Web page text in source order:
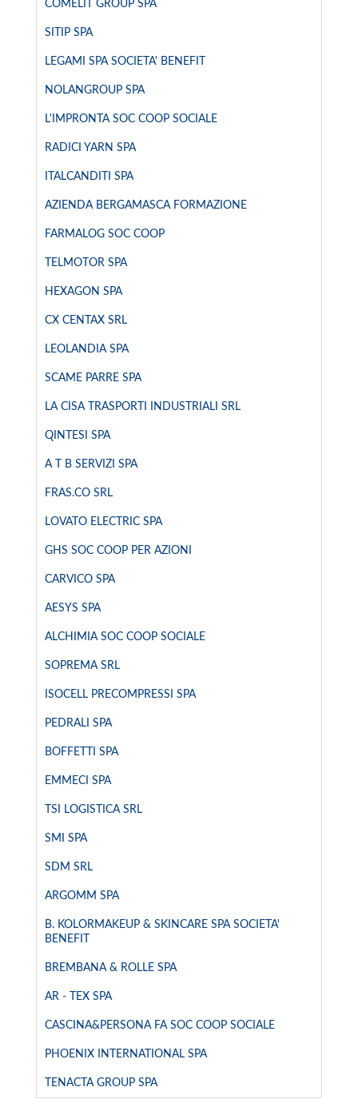
COMELIT GROUP SPA
SITIP SPA
LEGAMI SPA SOCIETA' BENEFIT
NOLANGROUP SPA
L'IMPRONTA SOC COOP SOCIALE
RADICI YARN SPA
ITALCANDITI SPA
AZIENDA BERGAMASCA FORMAZIONE
FARMALOG SOC COOP
TELMOTOR SPA
HEXAGON SPA
CX CENTAX SRL
LEOLANDIA SPA
SCAME PARRE SPA
LA CISA TRASPORTI INDUSTRIALI SRL
QINTESI SPA
A T B SERVIZI SPA
FRAS.CO SRL
LOVATO ELECTRIC SPA
GHS SOC COOP PER AZIONI
CARVICO SPA
AESYS SPA
ALCHIMIA SOC COOP SOCIALE
SOPREMA SRL
ISOCELL PRECOMPRESSI SPA
PEDRALI SPA
BOFFETTI SPA
EMMECI SPA
TSI LOGISTICA SRL
SMI SPA
SDM SRL
ARGOMM SPA
B. KOLORMAKEUP & SKINCARE SPA SOCIETA'
BENEFIT
BREMBANA & ROLLE SPA
AR - TEX SPA
CASCINA&PERSONA FA SOC COOP SOCIALE
PHOENIX INTERNATIONAL SPA
TENACTA GROUP SPA